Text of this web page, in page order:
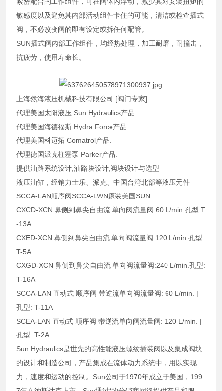
敏感度以及避免其内部活动组件卡住的可能，清洁或检查插式
阀，不必改变阀的即有设定或拆任何配管。
SUN插式阀内部工作组件，均经热处理，加工耐磨，耐撞击，
抗疲劳，使用寿命长。
上海然海液压机械科技有限公司 [阀门专家]
代理美国太阳液压 Sun Hydraulics产品.
代理美国海德福斯 Hydra Force产品.
代理美国科迈拓 Comatrol产品.
代理德国派克柱塞泵 Parker产品.
提供油路系统设计,油路块设计,阀块设计与选型
液压油缸，经销力士乐、派克、中国台湾北部等液压元件
SCCA-LAN顺序阀SCCA-LWN原装美国SUN
CXCD-XCN 鼻侧到鼻尖自由流 单向阀流量阀:60 L/min.孔型:T
-13A
CXED-XCN 鼻侧到鼻尖自由流 单向阀流量阀:120 L/min.孔型:
T-5A
CXGD-XCN 鼻侧到鼻尖自由流 单向阀流量阀:240 L/min.孔型:
T-16A
SCCA-LAN 直动式 顺序阀 带逆流单向阀流量阀: 60 L/min. |
孔型: T-11A
SCEA-LAN 直动式 顺序阀 带逆流单向阀流量阀: 120 L/min. |
孔型: T-2A
Sun Hydraulics是世先的高性能液压螺纹插装阀以及集成阀块
的设计和制造公司，产品集成在流体动力系统中，用以实现
力，速度和运动的控制。Sun公司于1970年成立于美国，199